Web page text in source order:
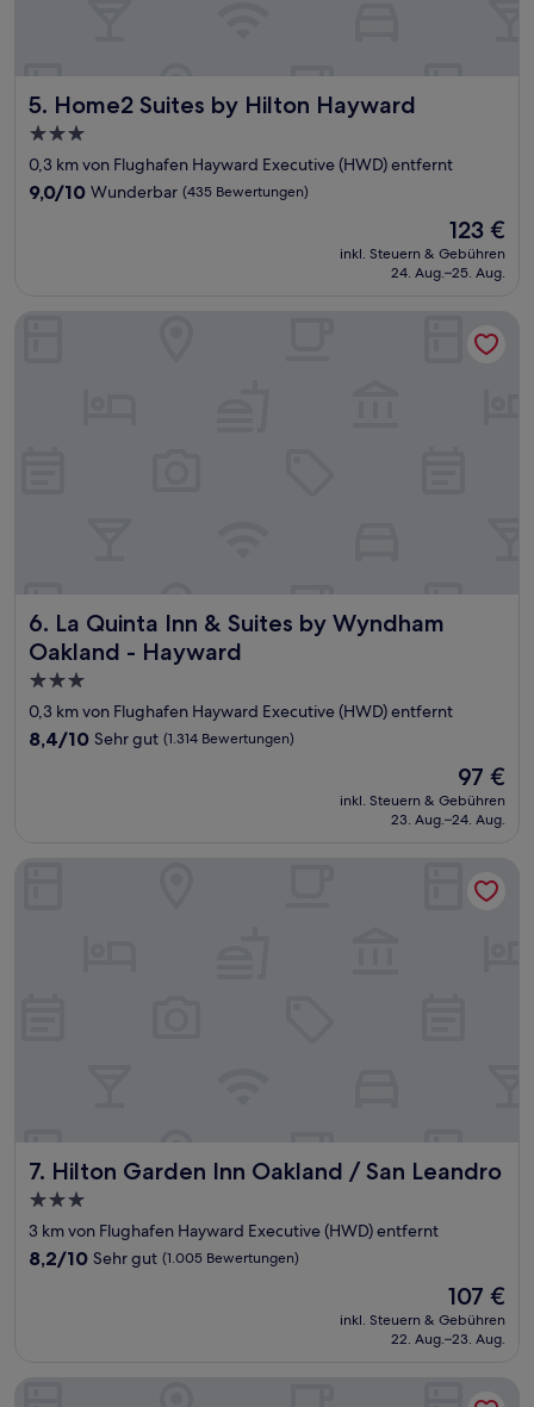
5. Home2 Suites by Hilton Hayward
Home2 Suites by Hilton Hayward
3.0-
Sterne-
Unterkunft
0,3 km von Flughafen Hayward Executive (HWD) entfernt
9.0
9,0/10 Wunderbar (435 Bewertungen)
Der
Preis
beträgt
123 €
inkl. Steuern & Gebühren
24. Aug.–25. Aug.
6. La Quinta Inn & Suites by Wyndham
Oakland - Hayward
La Quinta Inn & Suites by Wyndham Oakland - Hayward
3.0-
Sterne-
Unterkunft
0,3 km von Flughafen Hayward Executive (HWD) entfernt
8.4
Bewertungen)
8,4/10 Sehr gut (1.314 Bewertungen)
Der
Preis
beträgt
97 €
inkl. Steuern & Gebühren
23. Aug.–24. Aug.
La Quinta Inn & Suites by Wyndham Oakland - Hayward
7. Hilton Garden Inn Oakland / San Leandro
Hilton Garden Inn Oakland / San Leandro
3.0-
Sterne-
Unterkunft
3 km von Flughafen Hayward Executive (HWD) entfernt
8.2
Bewertungen)
8,2/10 Sehr gut (1.005 Bewertungen)
Der
Preis
beträgt
107 €
inkl. Steuern & Gebühren
22. Aug.–23. Aug.
Deluxe Inn